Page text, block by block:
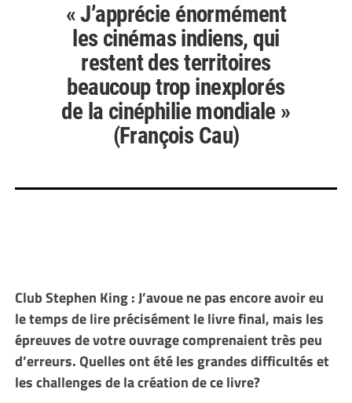
« J’apprécie énormément
les cinémas indiens, qui
restent des territoires
beaucoup trop inexplorés
de la cinéphilie mondiale »
(François Cau)
Club Stephen King : J’avoue ne pas encore avoir eu
le temps de lire précisément le livre final, mais les
épreuves de votre ouvrage comprenaient très peu
d’erreurs. Quelles ont été les grandes difficultés et
les challenges de la création de ce livre?